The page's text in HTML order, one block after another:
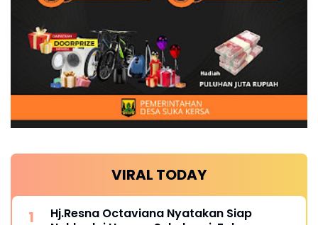
VIRAL TODAY
Hj.Resna Octaviana Nyatakan Siap